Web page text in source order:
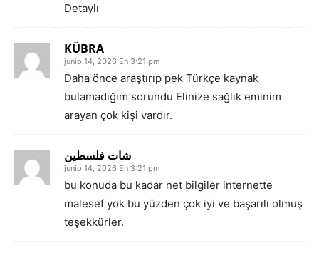
Detaylı
KÜBRA
junio 14, 2026 En 3:21 pm
Daha önce araştırıp pek Türkçe kaynak
bulamadığım sorundu Elinize sağlık eminim
arayan çok kişi vardır.
شات فلسطين
junio 14, 2026 En 3:21 pm
bu konuda bu kadar net bilgiler internette
malesef yok bu yüzden çok iyi ve başarılı olmuş
teşekkürler.